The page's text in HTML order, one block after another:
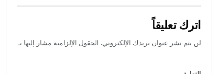
اترك تعليقاً
لن يتم نشر عنوان بريدك الإلكتروني. الحقول الإلزامية مشار إليها بـ